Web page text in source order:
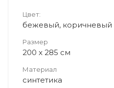
Цвет:
бежевый, коричневый
Размер
200 x 285 см
Материал
синтетика